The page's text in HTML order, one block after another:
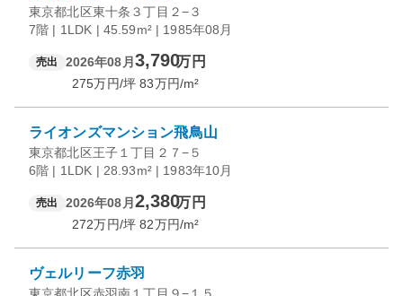
東京都北区東十条３丁目２−３
7階 | 1LDK | 45.59m² | 1985年08月
売出 2026年08月 3,790万円
275万円/坪 83万円/m²
ライオンズマンション飛鳥山
東京都北区王子１丁目２７−５
6階 | 1LDK | 28.93m² | 1983年10月
売出 2026年08月 2,380万円
272万円/坪 82万円/m²
ヴェルリーフ赤羽